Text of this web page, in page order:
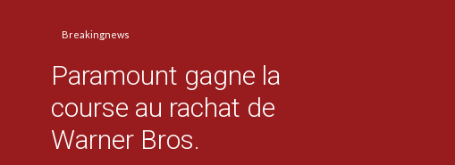
Breakingnews
Paramount gagne la
course au rachat de
Warner Bros.